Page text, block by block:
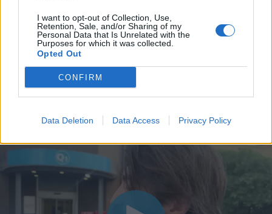
I want to opt-out of Collection, Use,
Retention, Sale, and/or Sharing of my
Personal Data that Is Unrelated with the
Purposes for which it was collected.
Opted Out
CONFIRM
Data Deletion Data Access Privacy Policy